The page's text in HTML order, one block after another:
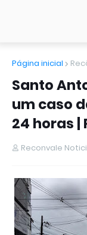
Página inicial
Santo
um caso
24 horas |
Reconvale